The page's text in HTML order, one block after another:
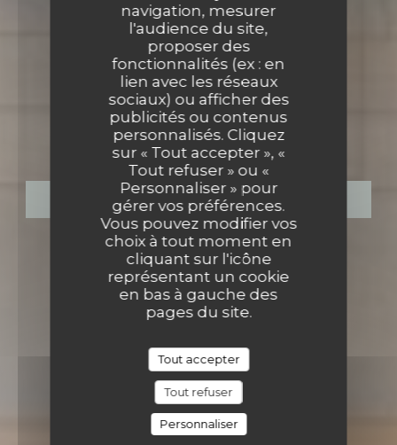
navigation, mesurer
l'audience du site,
proposer des
fonctionnalités (ex : en
lien avec les réseaux
sociaux) ou afficher des
publicités ou contenus
personnalisés. Cliquez
sur « Tout accepter », «
Tout refuser » ou «
Personnaliser » pour
gérer vos préférences.
Vous pouvez modifier vos
choix à tout moment en
cliquant sur l'icône
représentant un cookie
en bas à gauche des
pages du site.
Tout accepter
Tout refuser
Personnaliser
BISTROT-CANTINE & BAR•
LA CANTINERIE
RÉSERVER